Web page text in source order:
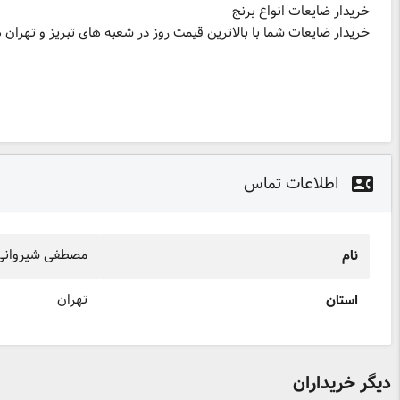
خریدار ضایعات شما با بالاترین قیمت روز در شعبه های تبریز و
contact_phone اطلاعات تماس
نام مصطفی
استان تهران
دیگر خریداران